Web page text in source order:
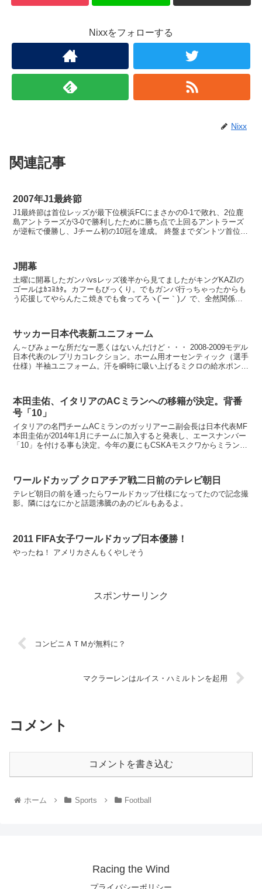
Nixxをフォローする
Nixx
関連記事
2007年J1最終節
J1最終節は首位レッズが最下位横浜FCにまさかの0-1で敗れ、2位鹿
島アントラーズが3-0で勝利したために勝ち点で上回るアントラーズ
が逆転で優勝し、Jチーム初の10冠を達成。 終盤までダントツ首位を
J開幕
土曜に開幕したガンバvsレッズ後半から見てましたがキングKAZIの
ゴールはｶｺﾖｶﾀ。カフーもびっくり。でもガンバ行っちゃったからも
う応援してやらんたこ焼きでも食ってろヽ(´ー｀)ノ で、全然関係な
サッカー日本代表新ユニフォーム
ん～びみょーな所だなー悪くはないんだけど・・・ 2008-2009モデル
日本代表のレプリカコレクション。ホーム用オーセンティック（選手
仕様）半袖ユニフォーム。汗を瞬時に吸い上げるミクロの給水ポンプ
本田圭佑、イタリアのACミランへの移籍が決定。背番
号「10」
イタリアの名門チームACミランのガッリアーニ副会長は日本代表MF
本田圭佑が2014年1月にチームに加入すると発表し、エースナンバー
「10」を付ける事も決定。今年の夏にもCSKAモスクワからミラン移
ワールドカップ クロアチア戦二日前のテレビ朝日
テレビ朝日の前を通ったらワールドカップ仕様になってたので記念撮
影。隣にはなにかと話題沸騰のあのビルもあるよ。
2011 FIFA女子ワールドカップ日本優勝！
やったね！ アメリカさんもくやしそう
スポンサーリンク
コンビニＡＴＭが無料に？
マクラーレンはルイス・ハミルトンを起用
コメント
コメントを書き込む
ホーム Sports Football
Racing the Wind